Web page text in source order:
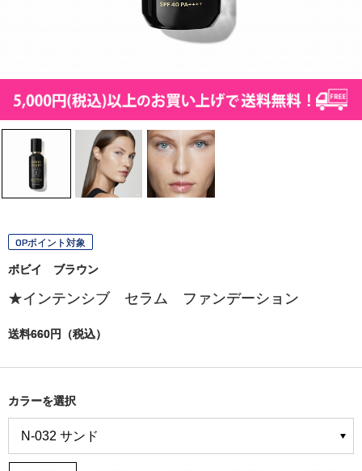
OPポイント対象
ボビイ ブラウン
★インテンシブ セラム ファンデーション
送料660円（税込）
カラーを選択